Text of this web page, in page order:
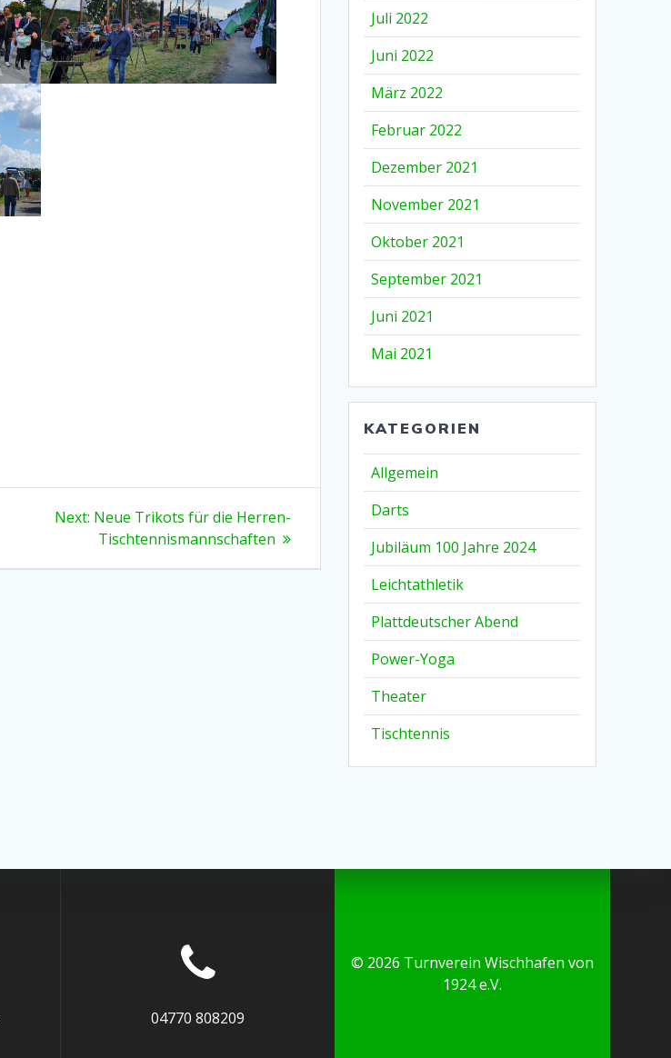
Next: Next
post:
Neue Trikots für die Herren-
Tischtennismannschaften
Juli 2022
Juni 2022
März 2022
Februar 2022
Dezember 2021
November 2021
Oktober 2021
September 2021
Juni 2021
Mai 2021
KATEGORIEN
Allgemein
Darts
Jubiläum 100 Jahre 2024
Leichtathletik
Plattdeutscher Abend
Power-Yoga
Theater
Tischtennis
04770 808209
© 2026 Turnverein Wischhafen von
1924 e.V.